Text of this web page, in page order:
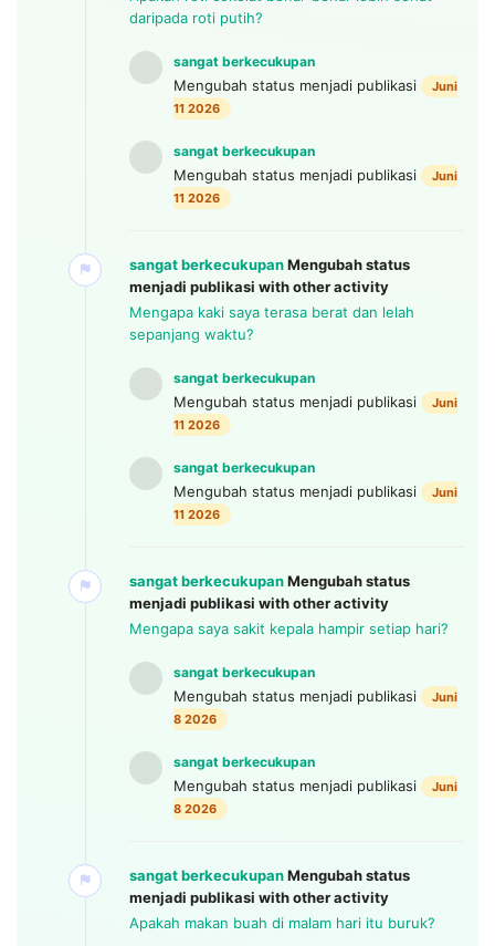
daripada roti putih?
sangat berkecukupan
Mengubah status menjadi publikasi
Juni
11 2026
sangat berkecukupan
Mengubah status menjadi publikasi
Juni
11 2026
sangat berkecukupanMengubah status
menjadi publikasi with other activity
Mengapa kaki saya terasa berat dan lelah
sepanjang waktu?
sangat berkecukupan
Mengubah status menjadi publikasi
Juni
11 2026
sangat berkecukupan
Mengubah status menjadi publikasi
Juni
11 2026
sangat berkecukupanMengubah status
menjadi publikasi with other activity
Mengapa saya sakit kepala hampir setiap hari?
sangat berkecukupan
Mengubah status menjadi publikasi
Juni
8 2026
sangat berkecukupan
Mengubah status menjadi publikasi
Juni
8 2026
sangat berkecukupanMengubah status
menjadi publikasi with other activity
Apakah makan buah di malam hari itu buruk?